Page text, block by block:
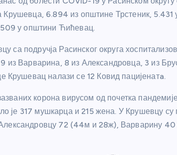
Крушевца, 6.894 из општине Трстеник,
у општини Ћићевац.
са подручја Расинског округа
9 из Варварина, 8 из Александровца, 3 из
налази се 12 Ковид пацијенатa.
корона вирусом од почетка
је 317 мушкарца и 215 жена. У Крушевцу
72 (44м и 28ж), Варварину